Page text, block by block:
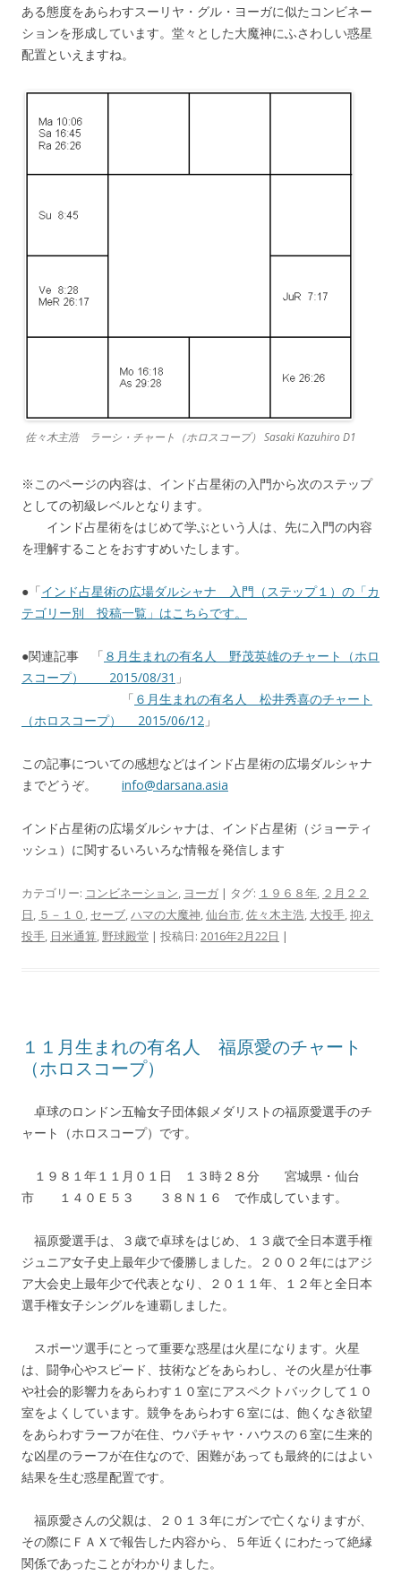
ある態度をあらわすスーリヤ・グル・ヨーガに似たコンビネー
ションを形成しています。堂々とした大魔神にふさわしい惑星
配置といえますね。
佐々木主浩 ラーシ・チャート（ホロスコープ） Sasaki Kazuhiro D1
※このページの内容は、インド占星術の入門から次のステップ
としての初級レベルとなります。
インド占星術をはじめて学ぶという人は、先に入門の内容
を理解することをおすすめいたします。
●「インド占星術の広場ダルシャナ 入門（ステップ１）の「カ
テゴリー別 投稿一覧」はこちらです。
●関連記事 「 ８月生まれの有名人 野茂英雄のチャート（ホロ
スコープ） 2015/08/31 」
「 ６月生まれの有名人 松井秀喜のチャート
（ホロスコープ） 2015/06/12 」
この記事についての感想などはインド占星術の広場ダルシャナ
までどうぞ。 info@darsana.asia
インド占星術の広場ダルシャナは、インド占星術（ジョーティ
ッシュ）に関するいろいろな情報を発信します
カテゴリー: コンビネーション, ヨーガ | タグ: １９６８年, ２月２２
日, ５－１０ , セーブ,ハマの大魔神,仙台市,佐々木主浩, 大投手,抑え
投手, 日米通算, 野球殿堂 | 投稿日: 2016年2月22日 |
１１月生まれの有名人 福原愛のチャート
（ホロスコープ）
卓球のロンドン五輪女子団体銀メダリストの福原愛選手のチ
ャート（ホロスコープ）です。
１９８１年１１月０１日 １３時２８分 宮城県・仙台
市 １４０Ｅ５３ ３８Ｎ１６ で作成しています。
福原愛選手は、３歳で卓球をはじめ、１３歳で全日本選手権
ジュニア女子史上最年少で優勝しました。２００２年にはアジ
ア大会史上最年少で代表となり、２０１１年、１２年と全日本
選手権女子シングルを連覇しました。
スポーツ選手にとって重要な惑星は火星になります。火星
は、闘争心やスピード、技術などをあらわし、その火星が仕事
や社会的影響力をあらわす１０室にアスペクトバックして１０
室をよくしています。競争をあらわす６室には、飽くなき欲望
をあらわすラーフが在住、ウパチャヤ・ハウスの６室に生来的
な凶星のラーフが在住なので、困難があっても最終的にはよい
結果を生む惑星配置です。
福原愛さんの父親は、２０１３年にガンで亡くなりますが、
その際にＦＡＸで報告した内容から、５年近くにわたって絶縁
関係であったことがわかりました。